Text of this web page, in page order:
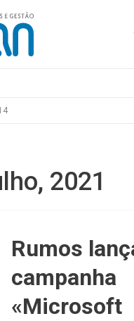
2021
Rumos
campanha
«Microsoft